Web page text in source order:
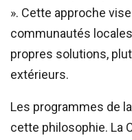
». Cette approche
communautés
propres solutions,
extérieurs.
Les programmes de
cette philosophie. La